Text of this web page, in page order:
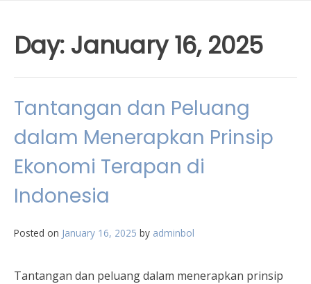
Day: January 16, 2025
Tantangan dan Peluang
dalam Menerapkan Prinsip
Ekonomi Terapan di
Indonesia
Posted on January 16, 2025 by adminbol
Tantangan dan peluang dalam menerapkan prinsip